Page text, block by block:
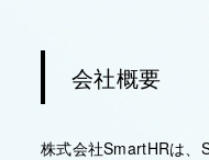
会社概要
株式会社SmartHRは、